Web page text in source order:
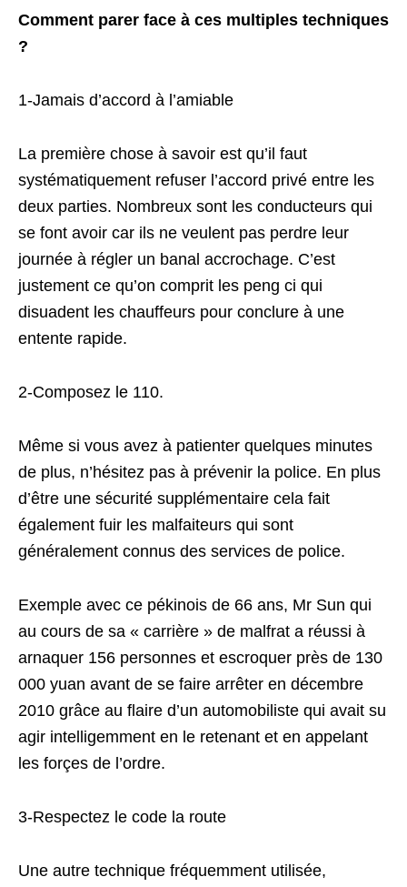
Comment parer face à ces multiples techniques
?
1-Jamais d’accord à l’amiable
La première chose à savoir est qu’il faut
systématiquement refuser l’accord privé entre les
deux parties. Nombreux sont les conducteurs qui
se font avoir car ils ne veulent pas perdre leur
journée à régler un banal accrochage. C’est
justement ce qu’on comprit les peng ci qui
disuadent les chauffeurs pour conclure à une
entente rapide.
2-Composez le 110.
Même si vous avez à patienter quelques minutes
de plus, n’hésitez pas à prévenir la police. En plus
d’être une sécurité supplémentaire cela fait
également fuir les malfaiteurs qui sont
généralement connus des services de police.
Exemple avec ce pékinois de 66 ans, Mr Sun qui
au cours de sa « carrière » de malfrat a réussi à
arnaquer 156 personnes et escroquer près de 130
000 yuan avant de se faire arrêter en décembre
2010 grâce au flaire d’un automobiliste qui avait su
agir intelligemment en le retenant et en appelant
les forçes de l’ordre.
3-Respectez le code la route
Une autre technique fréquemment utilisée,